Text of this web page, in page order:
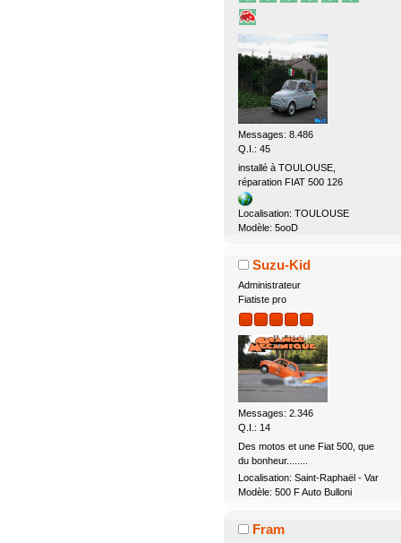
Messages: 8.486
Q.I.: 45
installé à TOULOUSE,
réparation FIAT 500 126
Localisation: TOULOUSE
Modèle: 5ooD
Suzu-Kid
Administrateur
Fiatiste pro
Messages: 2.346
Q.I.: 14
Des motos et une Fiat 500, que
du bonheur........
Localisation: Saint-Raphaël - Var
Modèle: 500 F Auto Bulloni
Fram